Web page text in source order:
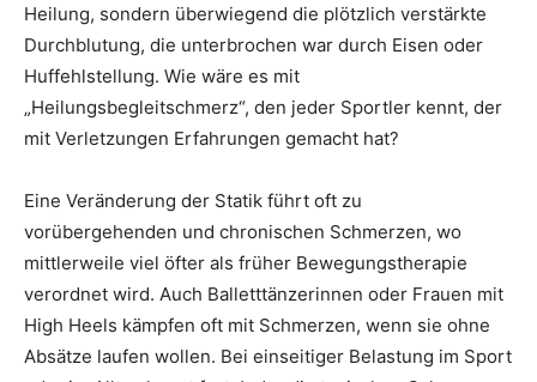
Heilung, sondern überwiegend die plötzlich verstärkte
Durchblutung, die unterbrochen war durch Eisen oder
Huffehlstellung. Wie wäre es mit
„Heilungsbegleitschmerz“, den jeder Sportler kennt, der
mit Verletzungen Erfahrungen gemacht hat?
Eine Veränderung der Statik führt oft zu
vorübergehenden und chronischen Schmerzen, wo
mittlerweile viel öfter als früher Bewegungstherapie
verordnet wird. Auch Balletttänzerinnen oder Frauen mit
High Heels kämpfen oft mit Schmerzen, wenn sie ohne
Absätze laufen wollen. Bei einseitiger Belastung im Sport